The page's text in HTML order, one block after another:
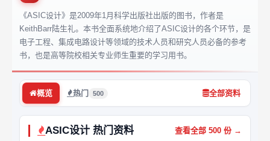
《ASIC设计》是2009年1月科学出版社出版的图书，作者是
KeithBarr陆生礼。本书全面系统地介绍了ASIC设计的各个环节，是
电子工程、集成电路设计等领域的技术人员和研究人员必备的参考
书，也是高等院校相关专业师生重要的学习用书。
概览 热门 500 全部资料
ASIC设计 热门资料 查看全部 500 份 →